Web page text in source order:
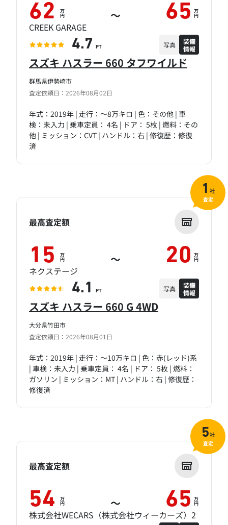
群馬県伊勢崎市
査定依頼日：2026年08月02日
スズキ ハスラー 660 タフワイルド
年式：2019年 | 走行：～8万キロ | 色：その他 | 車
検：未入力 | 乗車定員： 4名 | ドア： 5枚 | 燃料：その
他 | ミッション：CVT | ハンドル：右 | 修復歴：修復
済
62 万
円 ～ 65 万
円
CREEK GARAGE
4.7 PT 写真
装備
情報
大分県竹田市
査定依頼日：2026年08月01日
スズキ ハスラー 660 G 4WD
年式：2019年 | 走行：～10万キロ | 色：赤(レッド)系
| 車検：未入力 | 乗車定員： 4名 | ドア： 5枚 | 燃料：
ガソリン | ミッション：MT | ハンドル：右 | 修復歴：
修復済
最高査定額
15 万
円 ～ 20 万
円
ネクステージ
4.1 PT 写真
装備
情報
1 社
査定
最高査定額
54 万
円 ～ 65 万
円
株式会社WECARS（株式会社ウィーカーズ）2
5社
査定